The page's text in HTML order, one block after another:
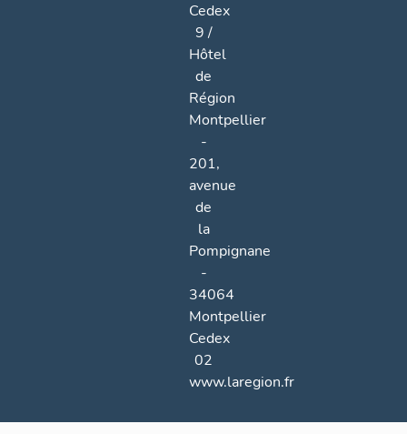
Cedex
9 /
Hôtel
de
Région
Montpellier
-
201,
avenue
de
la
Pompignane
-
34064
Montpellier
Cedex
02
www.laregion.fr